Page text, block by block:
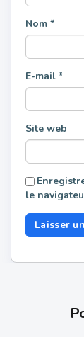
Nom *
E-mail *
Site web
le